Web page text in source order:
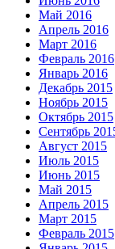
Май 2016
Апрель 2016
Март 2016
Февраль 2016
Январь 2016
Декабрь 2015
Ноябрь 2015
Октябрь 2015
Сентябрь
Август 2015
Июль 2015
Июнь 2015
Май 2015
Апрель 2015
Март 2015
Февраль 2015